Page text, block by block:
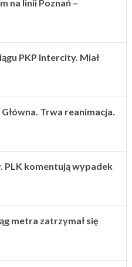
na linii Poznań –
PKP Intercity. Miał
Trwa reanimacja.
PLK komentują wypadek
metra zatrzymał się